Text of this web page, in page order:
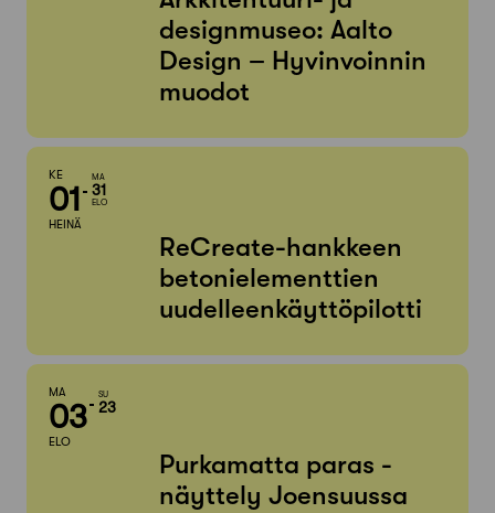
designmuseo: Aalto
Design – Hyvinvoinnin
muodot
KE
01
HEINÄ
MA
31
ELO
ReCreate-hankkeen
betonielementtien
uudelleenkäyttöpilotti
MA
03
ELO
SU
23
Purkamatta paras -
näyttely Joensuussa